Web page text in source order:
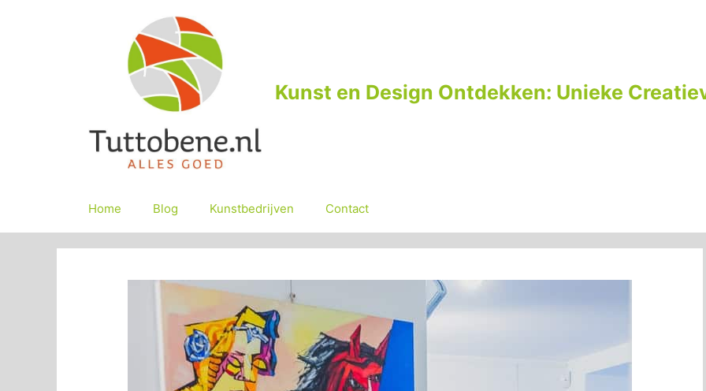
Kunst en Design Ontdekken: Unieke
Home Blog Kunstbedrijven Contact